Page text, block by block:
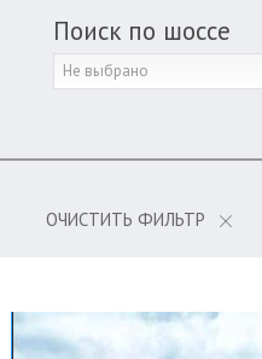
Поиск по шоссе
Не выбрано
ОЧИСТИТЬ ФИЛЬТР